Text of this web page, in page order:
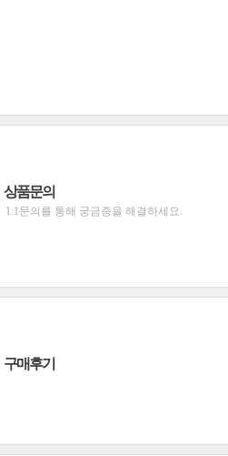
상품문의
1:1문의를 통해 궁금증을 해결하세요.
구매후기